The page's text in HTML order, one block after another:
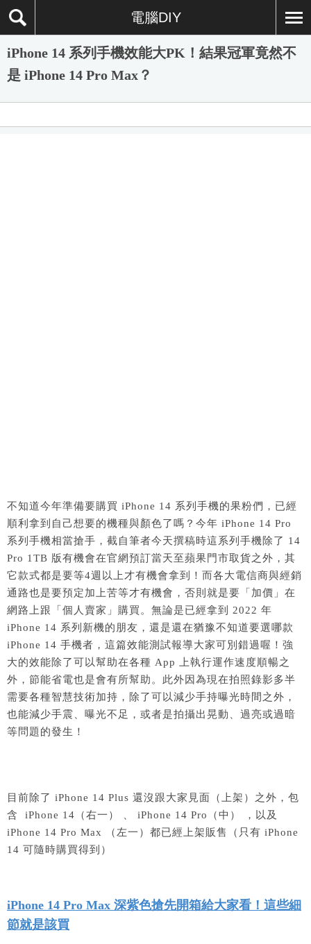
電腦DIY
iPhone 14 系列手機效能大PK！結果冠軍竟然不
是 iPhone 14 Pro Max？
不知道今年準備要購買 iPhone 14 系列手機的果粉們，已經
順利拿到自己想要的機種與顏色了嗎？今年 iPhone 14 Pro
系列手機相當搶手，截自筆者今天撰稿時這系列手機除了 14
Pro 1TB 版有機會在官網預訂當天至蘋果門市取貨之外，其
它款式都是要等4週以上才有機會拿到！而各大電信商與經銷
通路也是要預定加上苦等才有機會，否則就是要「加價」在
網路上跟「個人賣家」購買。無論是已經拿到 2022 年
iPhone 14 系列新機的朋友，還是還在猶豫不知道要選哪款
iPhone 14 手機者，這篇效能測試報導大家可別錯過喔！強
大的效能除了可以幫助在各種 App 上執行運作速度順暢之
外，節能省電也是會有所幫助。此外因為現在拍照錄影多半
需要各種智慧技術加持，除了可以減少手持曝光時間之外，
也能減少手震、曝光不足，或者是拍攝出晃動、過亮或過暗
等問題的發生！
目前除了 iPhone 14 Plus 還沒跟大家見面（上架）之外，包
含 iPhone 14（右一） 、 iPhone 14 Pro（中） ，以及
iPhone 14 Pro Max （左一）都已經上架販售（只有 iPhone
14 可隨時購買得到）
iPhone 14 Pro Max 深紫色搶先開箱給大家看！這些細
節就是該買